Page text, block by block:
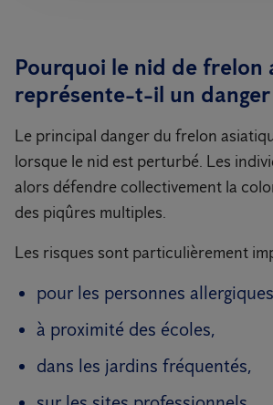
Pourquoi le nid de frelon
représente-t-il un danger
Le principal danger du frelon
lorsque le nid est perturbé. Les
alors défendre collectivement la
des piqûres multiples.
Les risques sont particulièrement
pour les personnes
à proximité des écoles,
dans les jardins fréquentés,